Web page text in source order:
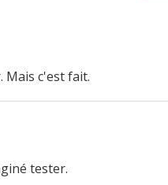
Mais c'est fait.
tester.